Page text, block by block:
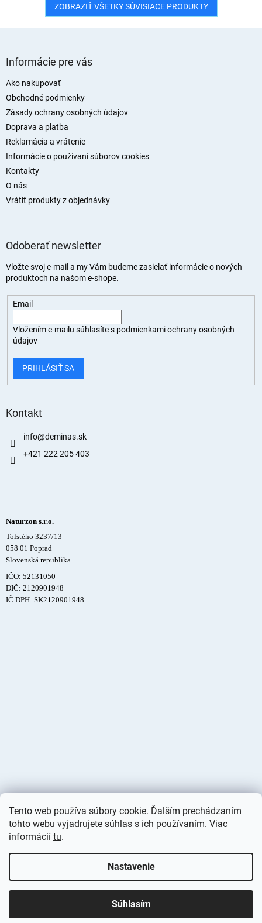
Tento web používa súbory cookie. Ďalším prechádzaním
tohto webu vyjadrujete súhlas s ich používaním. Viac
informácií tu.
Nastavenie
Súhlasím
ZOBRAZIŤ VŠETKY SÚVISIACE PRODUKTY
Informácie pre vás
Ako nakupovať
Obchodné podmienky
Zásady ochrany osobných údajov
Doprava a platba
Reklamácia a vrátenie
Informácie o používaní súborov cookies
Kontakty
O nás
Vrátiť produkty z objednávky
Odoberať newsletter
Vložte svoj e-mail a my Vám budeme zasielať informácie o nových
produktoch na našom e-shope.
Email
Vložením e-mailu súhlasíte s podmienkami ochrany osobných
údajov
PRIHLÁSIŤ SA
Kontakt
info@deminas.sk
+421 222 205 403
Naturzon s.r.o.
Tolstého 3237/13
058 01 Poprad
Slovenská republika
IČO: 52131050
DIČ: 2120901948
IČ DPH: SK2120901948